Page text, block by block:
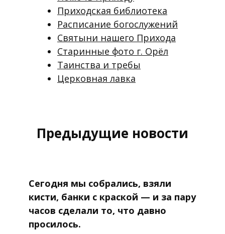
Приходская библиотека
Расписание богослужений
Святыни нашего Прихода
Старинные фото г. Орёл
Таинства и требы
Церковная лавка
Предыдущие новости
Сегодня мы собрались, взяли
кисти, банки с краской — и за пару
часов сделали то, что давно
просилось.